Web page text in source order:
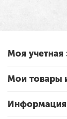
Моя учетная
Мои товары
Информация